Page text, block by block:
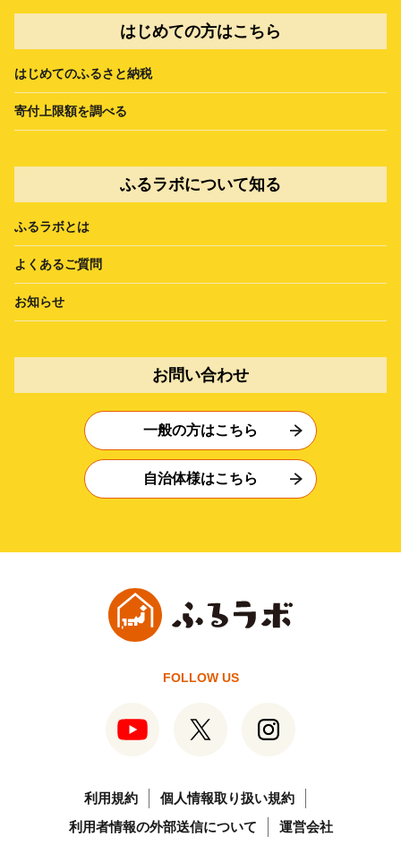
はじめての方はこちら
はじめてのふるさと納税
寄付上限額を調べる
ふるラボについて知る
ふるラボとは
よくあるご質問
お知らせ
お問い合わせ
一般の方はこちら
自治体様はこちら
FOLLOW US
利用規約
個人情報取り扱い規約
利用者情報の外部送信について
運営会社